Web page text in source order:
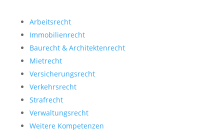
Arbeitsrecht
Immobilien­recht
Baurecht & Architekten­recht
Mietrecht
Versicherungsrecht
Verkehrsrecht
Strafrecht
Verwaltungsrecht
Weitere Kompetenzen